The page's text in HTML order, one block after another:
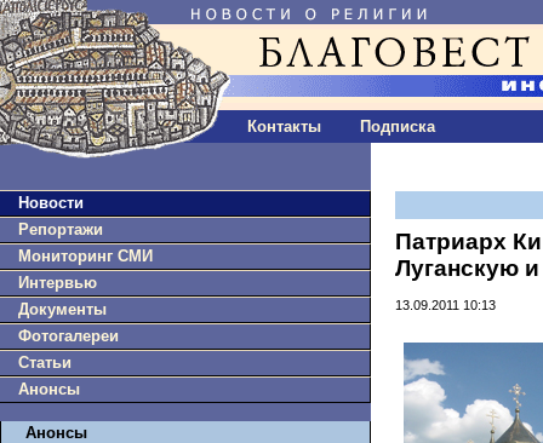
Контакты Подписка
Новости
Репортажи
Мониторинг СМИ
Интервью
Документы
Фотогалереи
Статьи
Анонсы
Анонсы
Патриарх
Луганскую
13.09.2011 10:13